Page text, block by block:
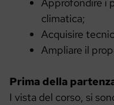
climatica;
Acquisire
Ampliare il
Prima della
I vista del corso, si